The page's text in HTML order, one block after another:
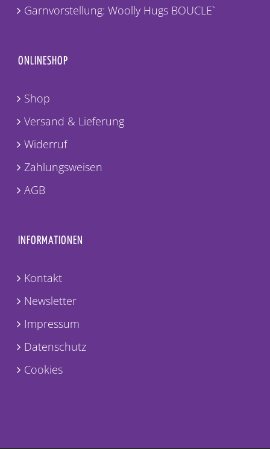
Garnvorstellung: Woolly Hugs BOUCLE`
ONLINESHOP
Shop
Versand & Lieferung
Widerruf
Zahlungsweisen
AGB
INFORMATIONEN
Kontakt
Newsletter
Impressum
Datenschutz
Cookies